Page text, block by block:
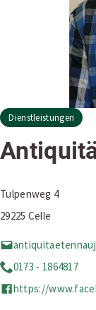
Dienstleistungen
Tulpenweg 4
29225 Celle
0173 - 1864817
https://